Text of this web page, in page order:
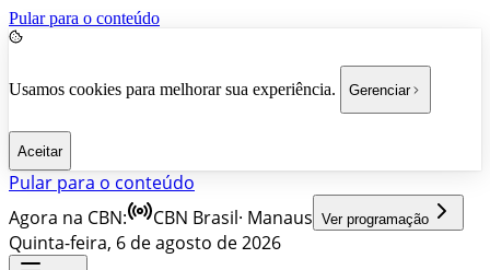
Pular para o conteúdo
Usamos cookies para melhorar sua experiência. Gerenciar
Aceitar
Pular para o conteúdo
Agora na CBN:
CBN Brasil· Manaus Ver programação
Quinta-feira, 6 de agosto de 2026